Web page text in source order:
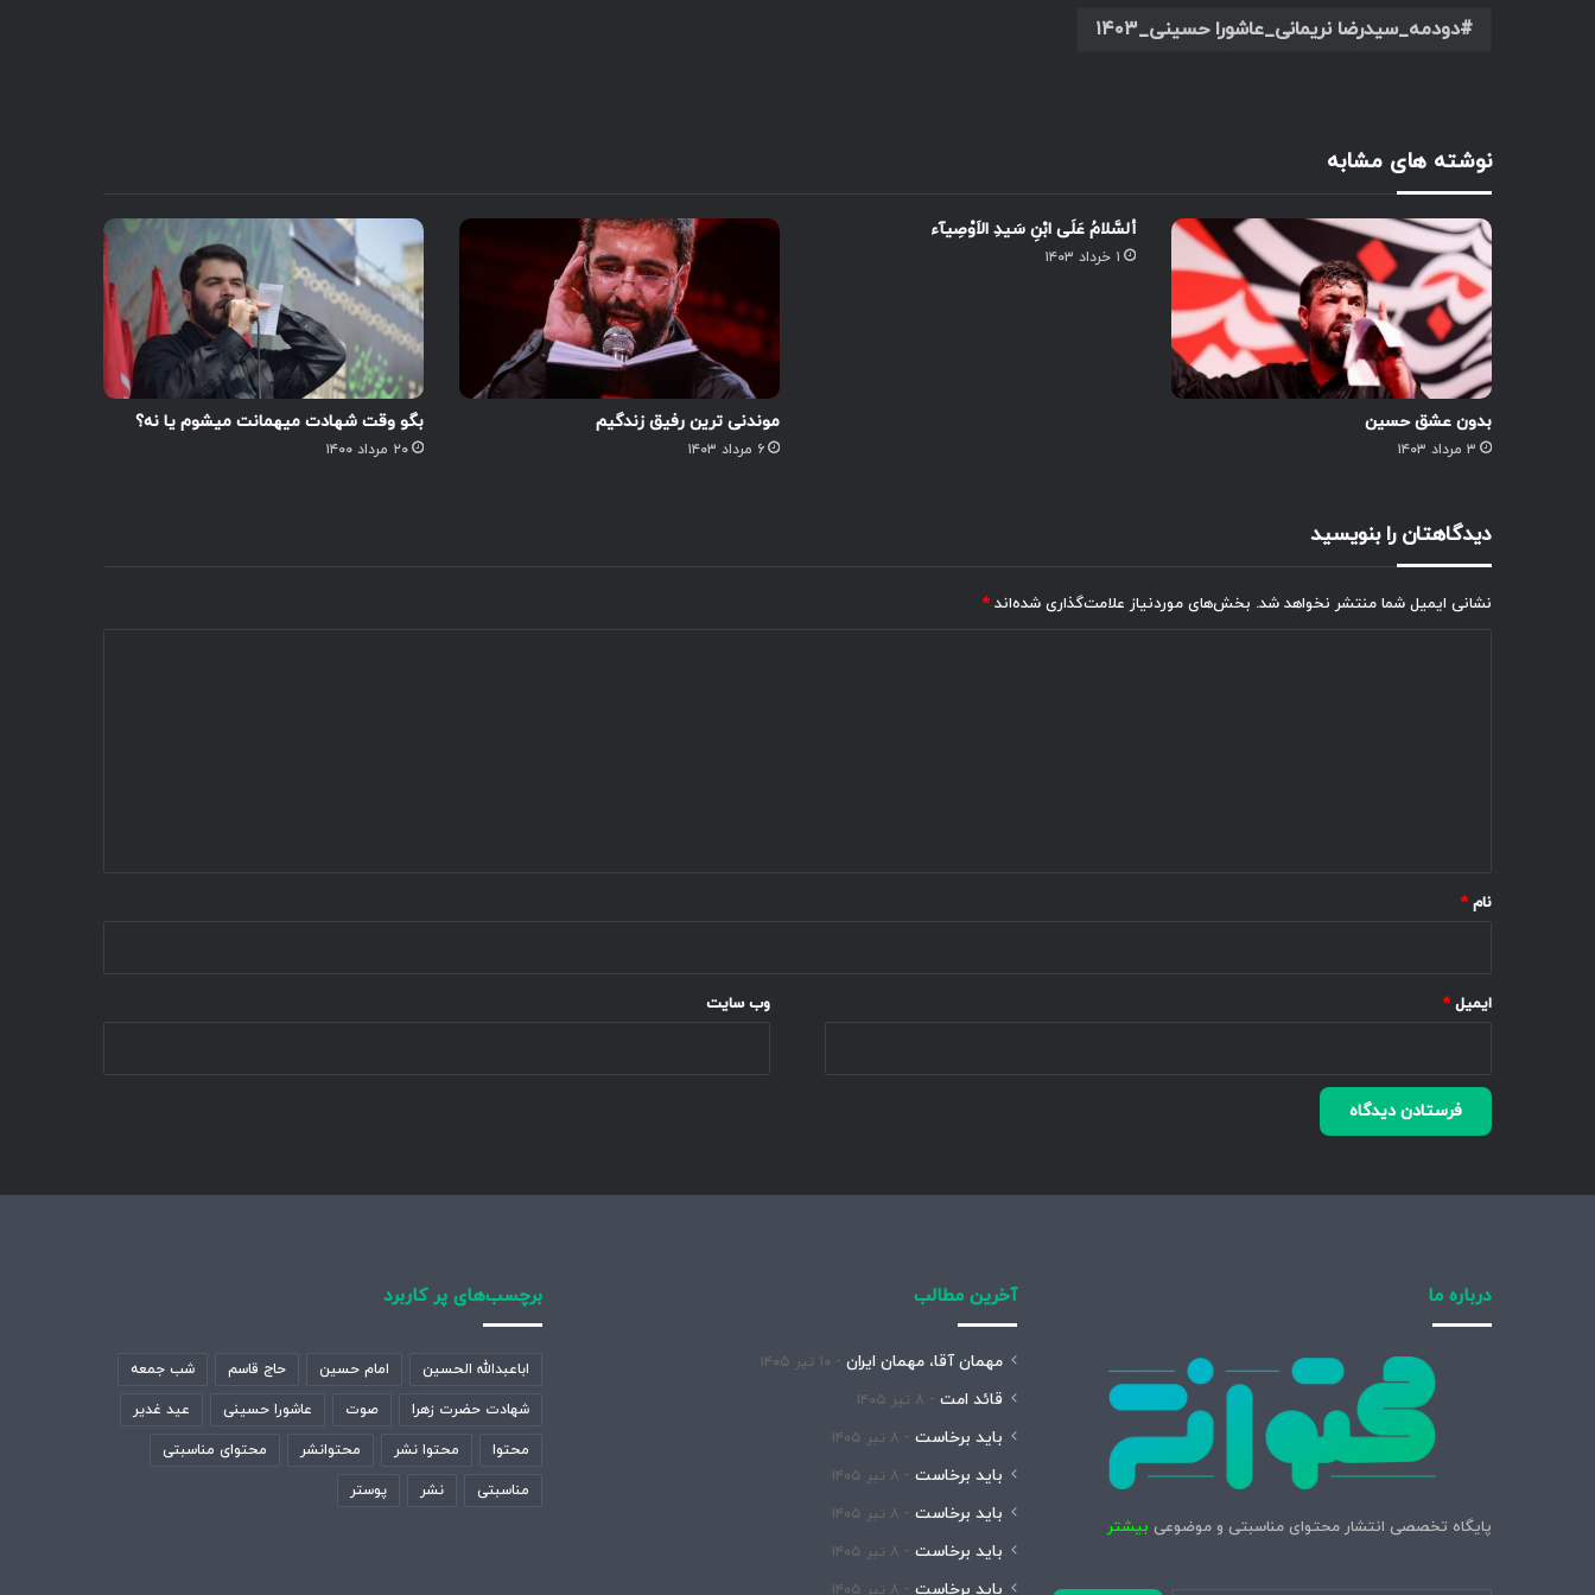
دودمه_سیدرضا نریمانی_عاشورا حسینی_۱۴۰۳
نوشته های مشابه
بدون عشق حسین
۳ مرداد ۱۴۰۳
أَلسَّلامُ عَلَی ابْنِ سَیدِ الاَوْصِیآء
۱ خرداد ۱۴۰۳
موندنی ترین رفیق زندگیم
۶ مرداد ۱۴۰۳
بگو وقت شهادت میهمانت میشوم یا نه؟
۲۰ مرداد ۱۴۰۰
دیدگاهتان را بنویسید
نشانی ایمیل شما منتشر نخواهد شد. بخش‌های موردنیاز علامت‌گذاری شده‌اند *
نام *
ایمیل * وب‌ سایت
درباره ما
پایگاه تخصصی انتشار محتوای مناسبتی و موضوعی بیشتر
آخرین مطالب
مهمان آقا، مهمان ایران ۱۰ تیر ۱۴۰۵
قائد امت ۸ تیر ۱۴۰۵
باید برخاست ۸ تیر ۱۴۰۵
باید برخاست ۸ تیر ۱۴۰۵
باید برخاست ۸ تیر ۱۴۰۵
باید برخاست ۸ تیر ۱۴۰۵
باید برخاست ۸ تیر ۱۴۰۵
برچسب‌های پر کاربرد
اباعبدالله الحسین امام حسین حاج قاسم شب جمعه
شهادت حضرت زهرا صوت عاشورا حسینی عید غدیر
محتوا محتوا نشر محتوانشر محتوای مناسبتی
مناسبتی نشر پوستر